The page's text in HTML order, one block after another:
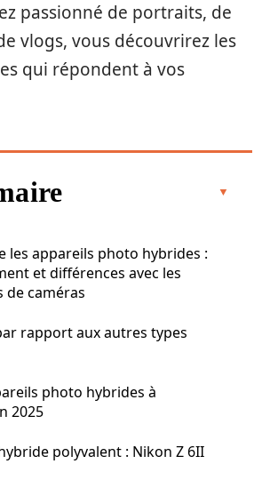
passionné de portraits, de
vlogs, vous découvrirez les
qui répondent à vos
les appareils photo hybrides :
et différences avec les
de caméras
rapport aux autres types
photo hybrides à
2025
polyvalent : Nikon Z 6II